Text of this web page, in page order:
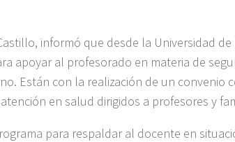
informó que desde la Universidad
apoyar al profesorado en materia de
Están con la realización de un convenio
en salud dirigidos a profesores y
para respaldar al docente en